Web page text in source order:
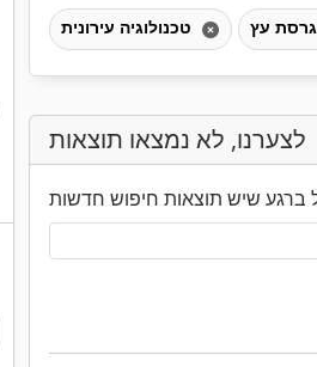
לצערנו, לא נמצאו תוצאות